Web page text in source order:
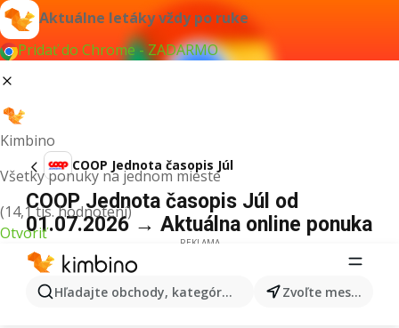
Aktuálne letáky vždy po ruke
Pridať do Chrome - ZADARMO
Kimbino
Všetky ponuky na jednom mieste
(14,1 tis. hodnotení)
Otvoriť
Hľadajte obchody, kategórie, produkty... Zvoľte mesto
COOP Jednota časopis Júl
COOP Jednota časopis Júl od
01.07.2026 → Aktuálna online ponuka
REKLAMA